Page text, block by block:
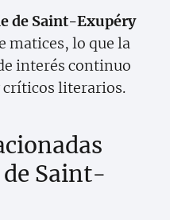
de Saint-Exupéry
matices, lo que la
interés continuo
críticos literarios.
Saint-